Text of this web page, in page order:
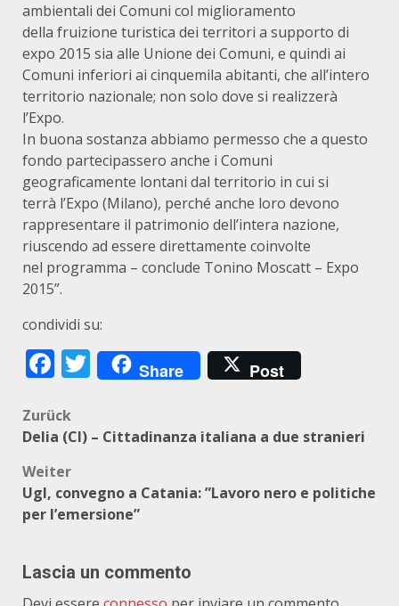
ambientali dei Comuni col miglioramento
della fruizione turistica dei territori a supporto di
expo 2015 sia alle Unione dei Comuni, e quindi ai
Comuni inferiori ai cinquemila abitanti, che all’intero
territorio nazionale; non solo dove si realizzerà
l’Expo.
In buona sostanza abbiamo permesso che a questo
fondo partecipassero anche i Comuni
geograficamente lontani dal territorio in cui si
terrà l’Expo (Milano), perché anche loro devono
rappresentare il patrimonio dell’intera nazione,
riuscendo ad essere direttamente coinvolte
nel programma – conclude Tonino Moscatt – Expo
2015”.
condividi su:
Facebook
Twitter
Share Post
Beitragsnavigation
Zurück
Delia (Cl) – Cittadinanza italiana a due stranieri
Weiter
Ugl, convegno a Catania: ”Lavoro nero e politiche
per l’emersione”
Lascia un commento